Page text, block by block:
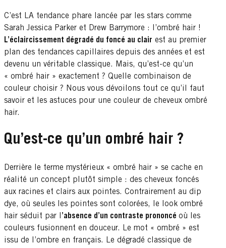
C’est LA tendance phare lancée par les stars comme
Sarah Jessica Parker et Drew Barrymore : l’ombré hair !
L’éclaircissement dégradé du foncé au clair est au premier
plan des tendances capillaires depuis des années et est
devenu un véritable classique. Mais, qu’est-ce qu’un
« ombré hair » exactement ? Quelle combinaison de
couleur choisir ? Nous vous dévoilons tout ce qu’il faut
savoir et les astuces pour une couleur de cheveux ombré
hair.
Qu’est-ce qu’un ombré hair ?
Derrière le terme mystérieux « ombré hair » se cache en
réalité un concept plutôt simple : des cheveux foncés
aux racines et clairs aux pointes. Contrairement au dip
dye, où seules les pointes sont colorées, le look ombré
hair séduit par l’absence d’un contraste prononcé où les
couleurs fusionnent en douceur. Le mot « ombré » est
issu de l’ombre en français. Le dégradé classique de